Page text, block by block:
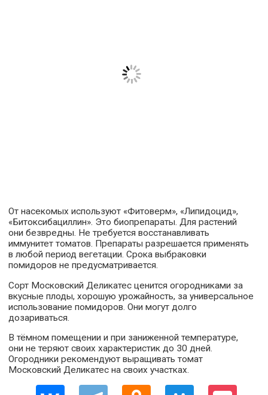
От насекомых используют «Фитоверм», «Липидоцид»,
«Битоксибациллин». Это биопрепараты. Для растений
они безвредны. Не требуется восстанавливать
иммунитет томатов. Препараты разрешается применять
в любой период вегетации. Срока выбраковки
помидоров не предусматривается.
Сорт Московский Деликатес ценится огородниками за
вкусные плоды, хорошую урожайность, за универсальное
использование помидоров. Они могут долго
дозариваться.
В тёмном помещении и при заниженной температуре,
они не теряют своих характеристик до 30 дней.
Огородники рекомендуют выращивать томат
Московский Деликатес на своих участках.